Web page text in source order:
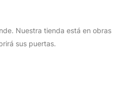
Nuestra tienda está en obras
sus puertas.